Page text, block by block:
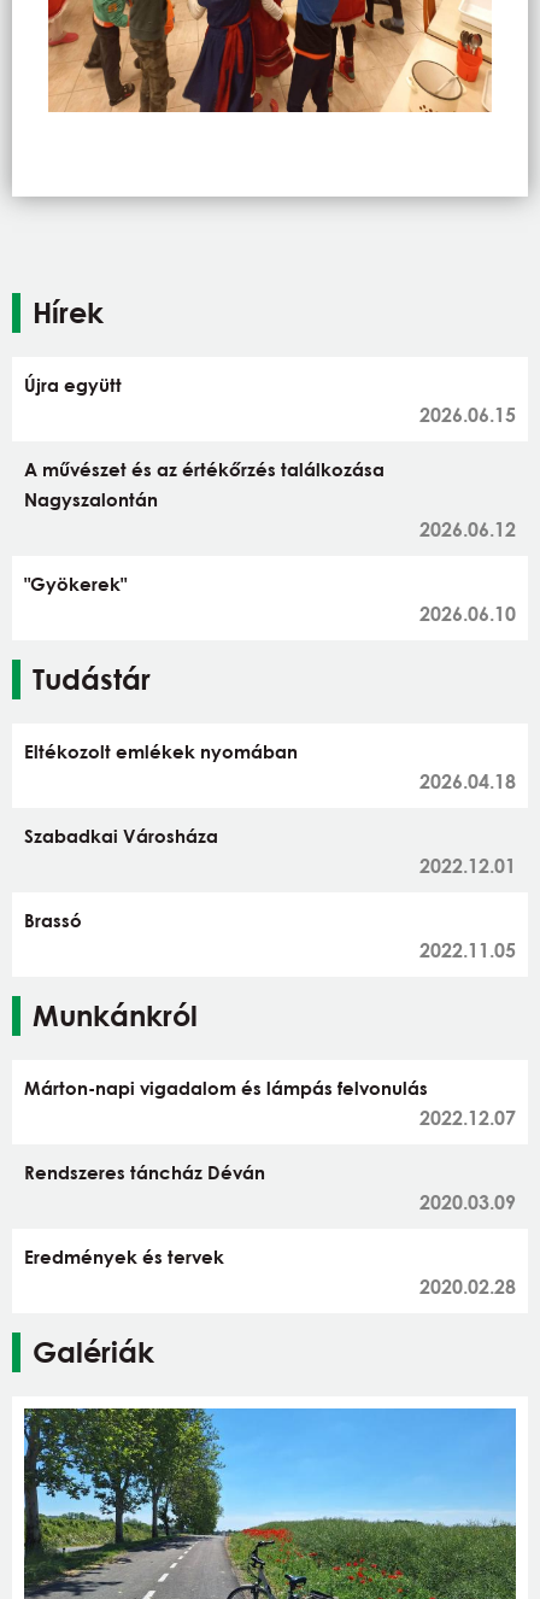
Hírek
Újra együtt
2026.06.15
A művészet és az értékőrzés találkozása
Nagyszalontán
2026.06.12
"Gyökerek"
2026.06.10
Tudástár
Eltékozolt emlékek nyomában
2026.04.18
Szabadkai Városháza
2022.12.01
Brassó
2022.11.05
Munkánkról
Márton-napi vigadalom és lámpás felvonulás
2022.12.07
Rendszeres táncház Déván
2020.03.09
Eredmények és tervek
2020.02.28
Galériák